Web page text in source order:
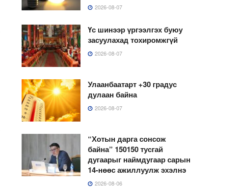
2026-08-07
Үс шинээр үргээлгэх буюу
засуулахад тохиромжгүй
2026-08-07
Улаанбаатарт +30 градус
дулаан байна
2026-08-07
“Хотын дарга сонсож
байна” 150150 тусгай
дугаарыг наймдугаар сарын
14-нөөс ажиллуулж эхэлнэ
2026-08-06